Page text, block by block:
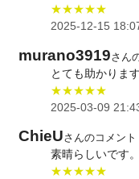
★★★★★
2025-12-15
murano3919さん
とても助かりま
★★★★★
2025-03-09
ChieUさんのコメント
素晴らしいです
★★★★★